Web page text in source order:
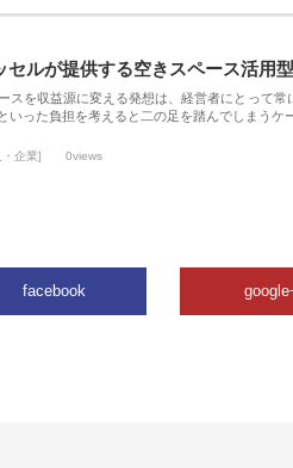
セルが提供する空きスペース活用
スを収益源に変える発想は、経営者にとって
いった負担を考えると二の足を踏んでしまう
企業] 0views
facebook